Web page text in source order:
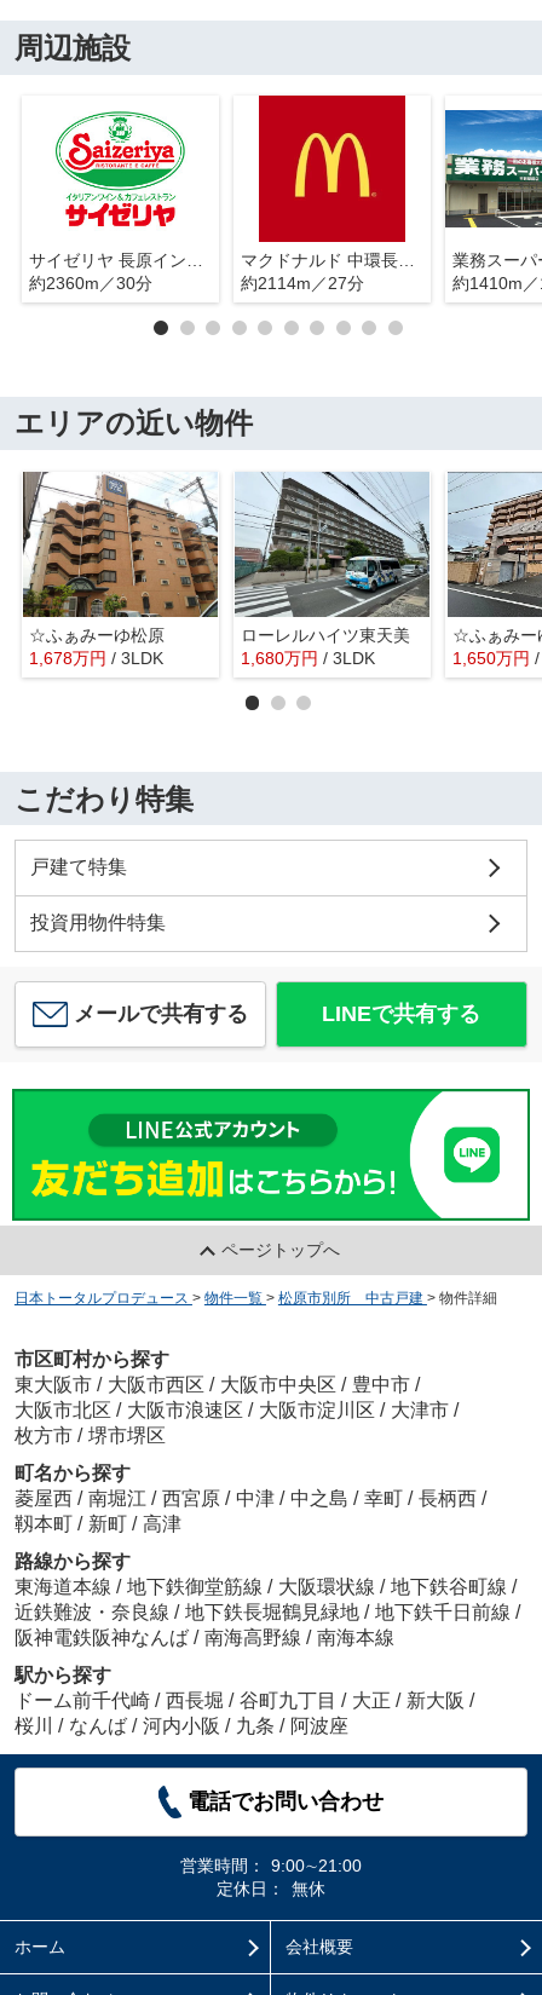
周辺施設
約2360m／30分
マクドナルド 中環長吉店
約2114m／27分
業務スーパ
約1410m
エリアの近い物件
☆ふぁみーゆ松原
1,678万円 / 3LDK
ローレルハイツ東天美
1,680万円 / 3LDK 1,650万円
こだわり特集
戸建て特集
投資用物件特集
メールで共有する LINEで共有する
ページトップへ
日本トータルプロデュース > 物件一覧 > 松原市別所 中古戸建 > 物件詳細
市区町村から探す
東大阪市 / 大阪市西区 / 大阪市中央区 / 豊中市 /
大阪市北区 / 大阪市浪速区 / 大阪市淀川区 / 大津市 /
枚方市 / 堺市堺区
町名から探す
菱屋西 / 南堀江 / 西宮原 / 中津 / 中之島 / 幸町 / 長柄西 /
靱本町 / 新町 / 高津
路線から探す
東海道本線 / 地下鉄御堂筋線 / 大阪環状線 / 地下鉄谷町線 /
近鉄難波・奈良線 / 地下鉄長堀鶴見緑地 / 地下鉄千日前線 /
阪神電鉄阪神なんば / 南海高野線 / 南海本線
駅から探す
ドーム前千代崎 / 西長堀 / 谷町九丁目 / 大正 / 新大阪 /
桜川
/ なんば / 河内小阪 / 九条 / 阿波座
電話でお問い合わせ
営業時間：
9:00∼21:00
定休日：
無休
ホーム 会社概要